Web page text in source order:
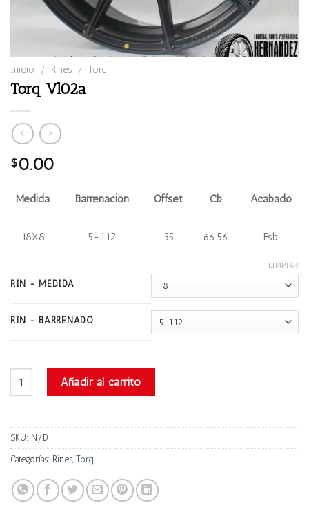
Inicio / Rines / Torq
Torq Vl02a
$0.00
Medida Barrenación Offset Cb Acabado
18X8 5-112 35 66.56 Fsb
RIN - MEDIDA
RIN - BARRENADO
LIMPIAR
Torq Vl02a cantidadAñadir al carrito
SKU: N/D
Categorías: Rines, Torq